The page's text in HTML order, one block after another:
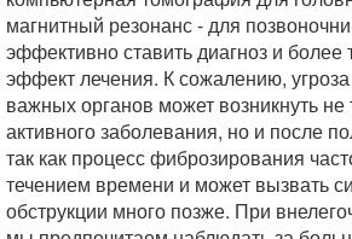
магнитный резонанс - для
эффективно ставить диагноз и более
эффект лечения. К сожалению,
важных органов может возникнуть не
активного заболевания, но и после
так как процесс фиброзирования
течением времени и может вызвать
обструкции много позже. При